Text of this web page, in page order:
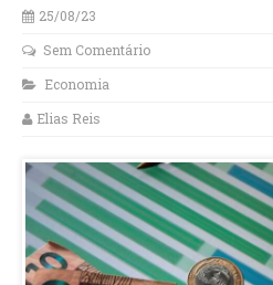
25/08/23
Sem Comentário
Economia
Elias Reis